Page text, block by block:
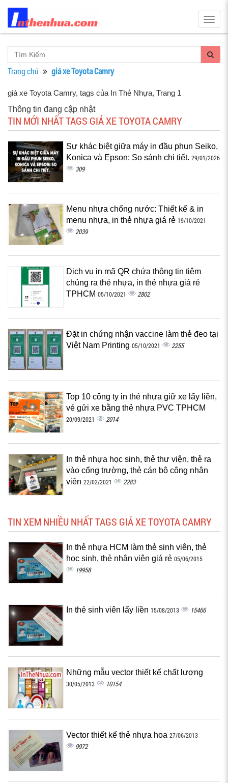
Trang chủ giá xe Toyota Camry
giá xe Toyota Camry, tags của In Thẻ Nhựa, Trang 1
Thông tin đang cập nhật
TIN MỚI NHẤT TAGS GIÁ XE TOYOTA CAMRY
Sự khác biệt giữa máy in đầu phun Seiko,
Konica và Epson: So sánh chi tiết. 29/01/2026
309
Menu nhựa chống nước: Thiết kế & in
menu nhựa, in thẻ nhựa giá rẻ 19/10/2021
2039
Dịch vụ in mã QR chứa thông tin tiêm
chủng ra thẻ nhựa, in thẻ nhựa giá rẻ
TPHCM 05/10/2021 2802
Đặt in chứng nhận vaccine làm thẻ đeo tại
Việt Nam Printing 05/10/2021 2255
Top 10 công ty in thẻ nhựa giữ xe lấy liền,
vé gửi xe bằng thẻ nhựa PVC TPHCM
20/09/2021 2014
In thẻ nhựa học sinh, thẻ thư viện, thẻ ra
vào cổng trường, thẻ cán bộ công nhân
viên 22/02/2021 2283
TIN XEM NHIỀU NHẤT TAGS GIÁ XE TOYOTA CAMRY
In thẻ nhựa HCM làm thẻ sinh viên, thẻ
học sinh, thẻ nhân viên giá rẻ 05/06/2015
19958
In thẻ sinh viên lấy liền 15/08/2013 15466
Những mẫu vector thiết kế chất lượng
30/05/2013 10154
Vector thiết kế thẻ nhựa hoa 27/06/2013
9972